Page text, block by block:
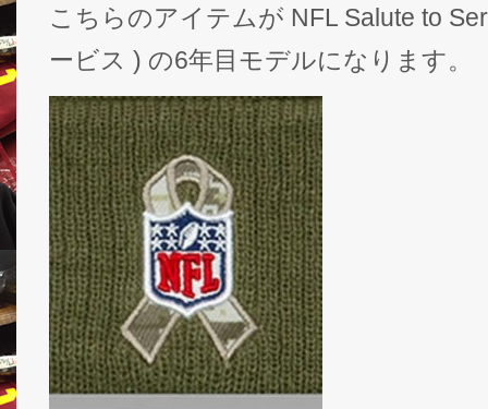
こちらのアイテムが NFL Salute to
ービス ) の6年目モデルになります。